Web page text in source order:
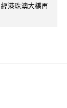
港珠澳大橋再